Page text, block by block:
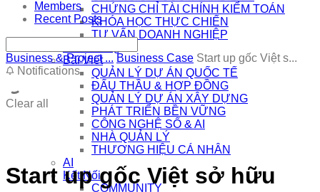
CHỨNG CHỈ TÀI CHÍNH KIỂM TOÁN
KHÓA HỌC THỰC CHIẾN
TƯ VẤN DOANH NGHIỆP
Bài Viết
QUẢN LÝ DỰ ÁN QUỐC TẾ
ĐẤU THẦU & HỢP ĐỒNG
QUẢN LÝ DỰ ÁN XÂY DỰNG
PHÁT TRIỂN BỀN VỮNG
CÔNG NGHỆ SỐ & AI
NHÀ QUẢN LÝ
THƯƠNG HIỆU CÁ NHÂN
AI
Kết Nối
COMMUNITY
Members
Recent Posts
Business & Project ... Business Case Start up gốc Việt s...
Notifications
Clear all
Start up gốc Việt sở hữu